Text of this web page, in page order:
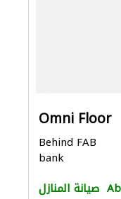
Omni Floor
Behind FAB
bank
صيانة المنازل